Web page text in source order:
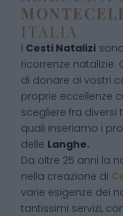
ITALIA
I Cesti Natalizi
ricorrenze natalizie.
di donare ai vostri
proprie eccellenze
scegliere fra diversi
quali inseriamo i
delle Langhe.
Da oltre 25 anni la
nella creazione di
varie esigenze dei
tantissimi servizi,